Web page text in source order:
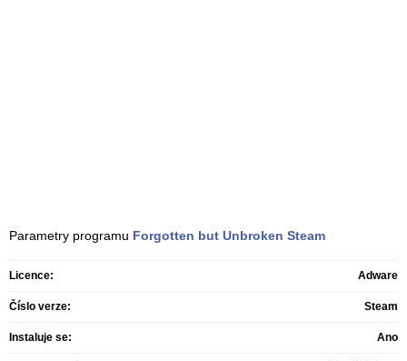
Parametry programu Forgotten but Unbroken Steam
Licence: Adware
Číslo verze: Steam
Instaluje se: Ano